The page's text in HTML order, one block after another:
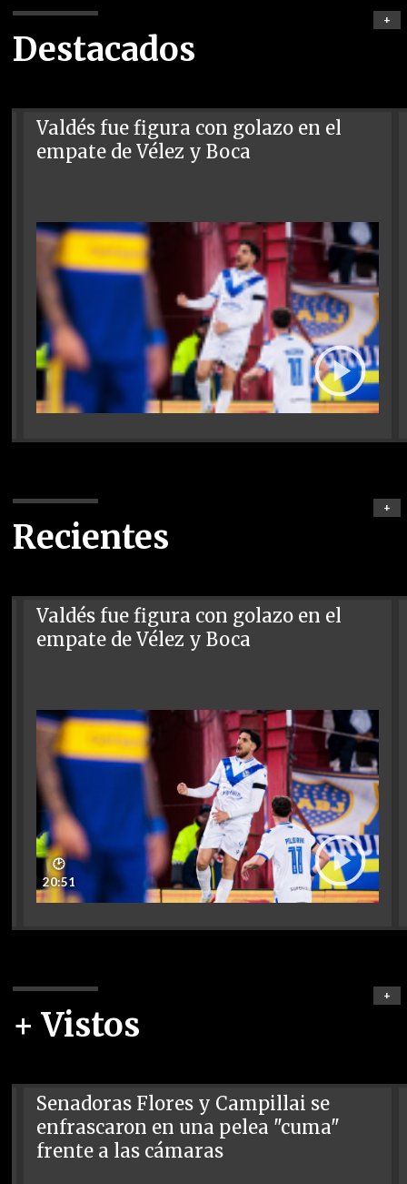
Destacados
+
Valdés fue figura con golazo en el
empate de Vélez y Boca
Recientes
+
Valdés fue figura con golazo en el
empate de Vélez y Boca
🕑
20:51
+ Vistos
+
Senadoras Flores y Campillai se
enfrascaron en una pelea "cuma"
frente a las cámaras